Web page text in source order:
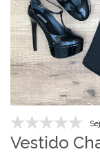
Vestido